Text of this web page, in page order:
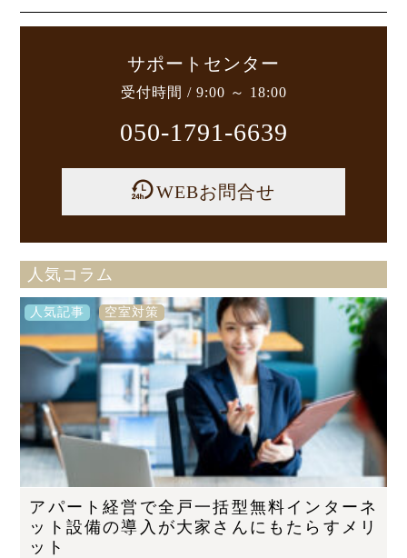
サポートセンター
受付時間 / 9:00 ～ 18:00
050-1791-6639
WEBお問合せ
人気コラム
人気記事 空室対策
アパート経営で全戸一括型無料インターネ
ット設備の導入が大家さんにもたらすメリ
ット